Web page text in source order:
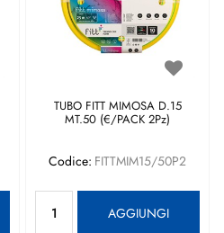
TUBO FITT MIMOSA D.15
MT.50 (€/PACK 2Pz)
Codice: FITTMIM15/50P2
AGGIUNGI